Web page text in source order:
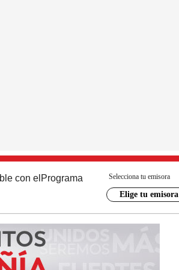
con el Programa Selecciona tu emisora
Elige tu emisora